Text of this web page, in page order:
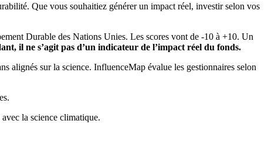
Que vous souhaitiez générer un impact réel, investir selon vos
Durable des Nations Unies. Les scores vont de -10 à +10. Un
il ne s’agit pas d’un indicateur de l’impact réel du fonds.
alignés sur la science. InfluenceMap évalue les gestionnaires selon
la science climatique.